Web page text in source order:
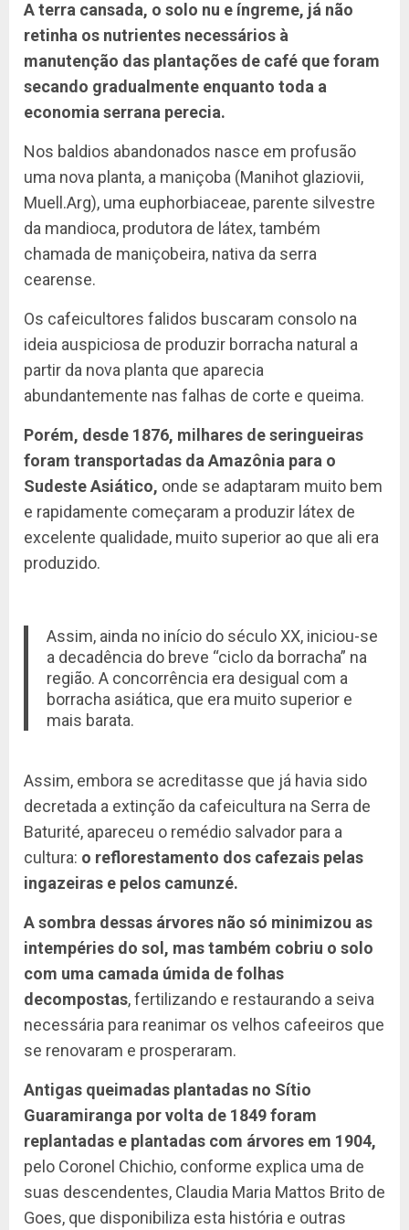
A terra cansada, o solo nu e íngreme, já não
retinha os nutrientes necessários à
manutenção das plantações de café que foram
secando gradualmente enquanto toda a
economia serrana perecia.
Nos baldios abandonados nasce em profusão
uma nova planta, a maniçoba (Manihot glaziovii,
Muell.Arg), uma euphorbiaceae, parente silvestre
da mandioca, produtora de látex, também
chamada de maniçobeira, nativa da serra
cearense.
Os cafeicultores falidos buscaram consolo na
ideia auspiciosa de produzir borracha natural a
partir da nova planta que aparecia
abundantemente nas falhas de corte e queima.
Porém, desde 1876, milhares de seringueiras
foram transportadas da Amazônia para o
Sudeste Asiático, onde se adaptaram muito bem
e rapidamente começaram a produzir látex de
excelente qualidade, muito superior ao que ali era
produzido.
Assim, ainda no início do século XX, iniciou-se
a decadência do breve “ciclo da borracha” na
região. A concorrência era desigual com a
borracha asiática, que era muito superior e
mais barata.
Assim, embora se acreditasse que já havia sido
decretada a extinção da cafeicultura na Serra de
Baturité, apareceu o remédio salvador para a
cultura: o reflorestamento dos cafezais pelas
ingazeiras e pelos camunzé.
A sombra dessas árvores não só minimizou as
intempéries do sol, mas também cobriu o solo
com uma camada úmida de folhas
decompostas, fertilizando e restaurando a seiva
necessária para reanimar os velhos cafeeiros que
se renovaram e prosperaram.
Antigas queimadas plantadas no Sítio
Guaramiranga por volta de 1849 foram
replantadas e plantadas com árvores em 1904,
pelo Coronel Chichio, conforme explica uma de
suas descendentes, Claudia Maria Mattos Brito de
Goes, que disponibiliza esta história e outras